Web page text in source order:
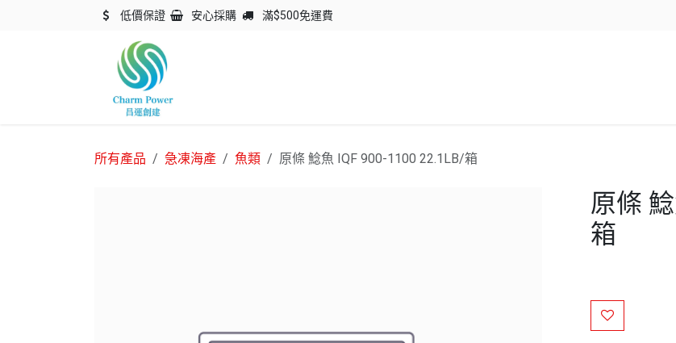
低價保證 安心採購 滿$500免運費
所有產品 急凍海產 魚類 原條 鯰魚 IQF 900-1100 22.1LB/箱
原條
箱